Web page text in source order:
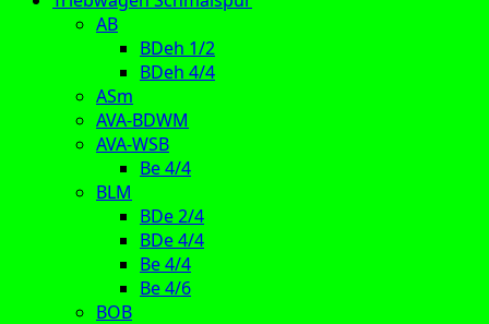
AB
BDeh 1/2
BDeh 4/4
ASm
AVA-BDWM
AVA-WSB
Be 4/4
BLM
BDe 2/4
BDe 4/4
Be 4/4
Be 4/6
BOB